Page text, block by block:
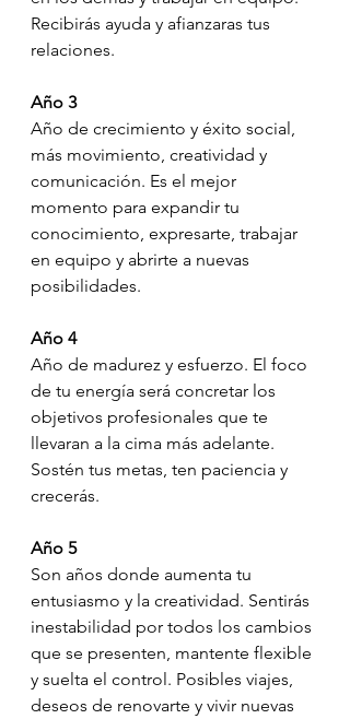
Recibirás ayuda y afianzaras tus
relaciones.
Año 3
Año de crecimiento y éxito social,
más movimiento, creatividad y
comunicación. Es el mejor
momento para expandir tu
conocimiento, expresarte, trabajar
en equipo y abrirte a nuevas
posibilidades.
Año 4
Año de madurez y esfuerzo. El foco
de tu energía será concretar los
objetivos profesionales que te
llevaran a la cima más adelante.
Sostén tus metas, ten paciencia y
crecerás.
Año 5
Son años donde aumenta tu
entusiasmo y la creatividad. Sentirás
inestabilidad por todos los cambios
que se presenten, mantente flexible
y suelta el control. Posibles viajes,
deseos de renovarte y vivir nuevas